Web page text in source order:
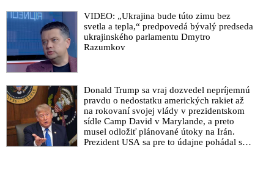
že USA Ukrajine nedodajú protiraketové
systémy Patriot
VIDEO: „Ukrajina bude túto zimu bez
svetla a tepla,“ predpovedá bývalý predseda
ukrajinského parlamentu Dmytro
Razumkov
Donald Trump sa vraj dozvedel nepríjemnú
pravdu o nedostatku amerických rakiet až
na rokovaní svojej vlády v prezidentskom
sídle Camp David v Marylande, a preto
musel odložiť plánované útoky na Irán.
Prezident USA sa pre to údajne pohádal so